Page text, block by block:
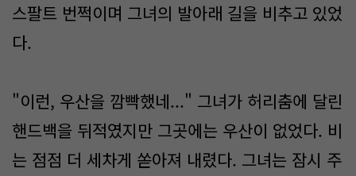
스팔트 번쩍이며 그녀의 발아래 길을 비추고 있었
다.
"이런, 우산을 깜빡했네..." 그녀가 허리춤에 달린
핸드백을 뒤적였지만 그곳에는 우산이 없었다. 비
는 점점 더 세차게 쏟아져 내렸다. 그녀는 잠시 주